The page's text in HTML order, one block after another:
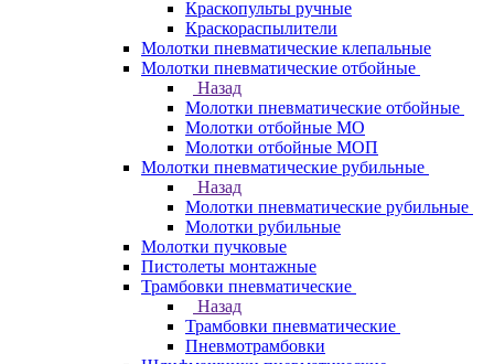
Краскопульты ручные
Краскораспылители
Молотки пневматические клепальные
Молотки пневматические отбойные
Назад
Молотки пневматические отбойные
Молотки отбойные МО
Молотки отбойные МОП
Молотки пневматические рубильные
Назад
Молотки пневматические рубильные
Молотки рубильные
Молотки пучковые
Пистолеты монтажные
Трамбовки пневматические
Назад
Трамбовки пневматические
Пневмотрамбовки